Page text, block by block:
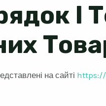
І
на сайті